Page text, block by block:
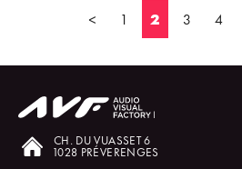
< 1 2 3 4
CH. DU VUASSET 6
1028 PRÉVERENGES